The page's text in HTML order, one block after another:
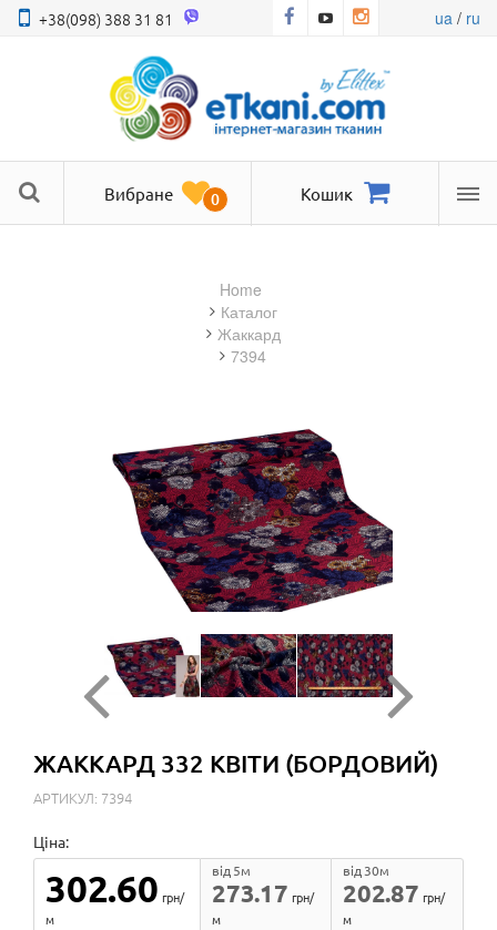
+38(098) 388 31 81 ua/ ru
Вибране 0 Кошик
Home
Каталог
жаккард
7394
ЖАККАРД 332 КВІТИ (БОРДОВИЙ)
АРТИКУЛ: 7394
Ціна:
302.60 грн/
м
273.17
від 5м
грн/
м
202.87
від 30м
грн/
м